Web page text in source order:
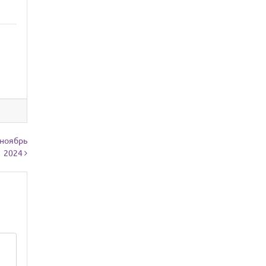
2024